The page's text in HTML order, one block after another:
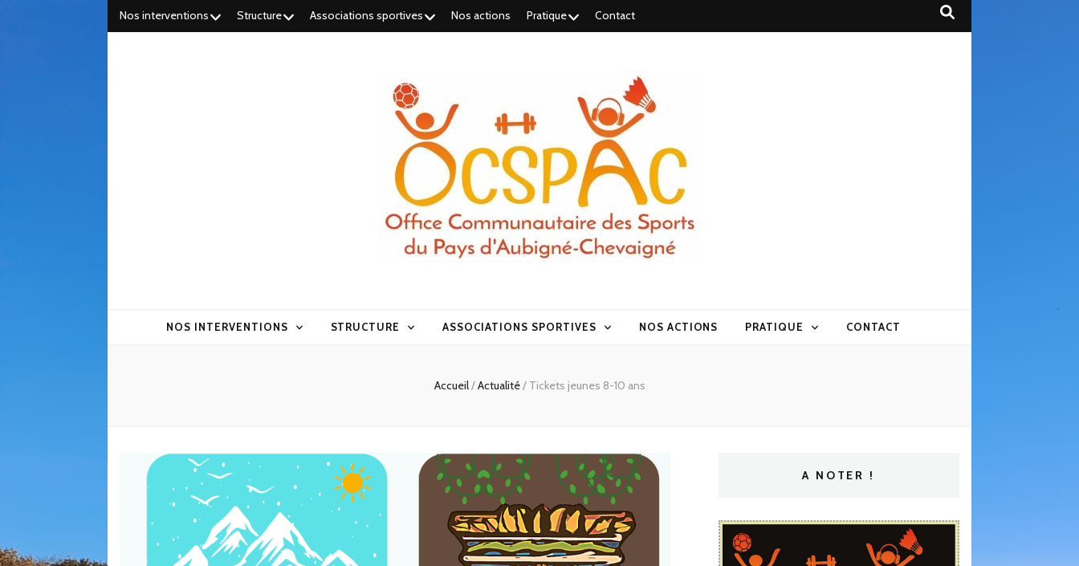
Nos interventions Structure Associations sportives Nos actions Pratique Contact
NOS INTERVENTIONS STRUCTURE ASSOCIATIONS SPORTIVES NOS ACTIONS PRATIQUE CONTACT
Accueil/Actualité/ Tickets jeunes 8-10 ans
A NOTER !